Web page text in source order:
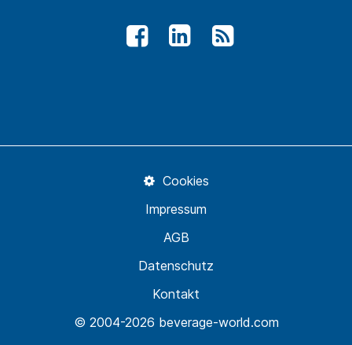
© 2004-2026 beverage-world.com
Kontakt
Datenschutz
AGB
Impressum
Cookies